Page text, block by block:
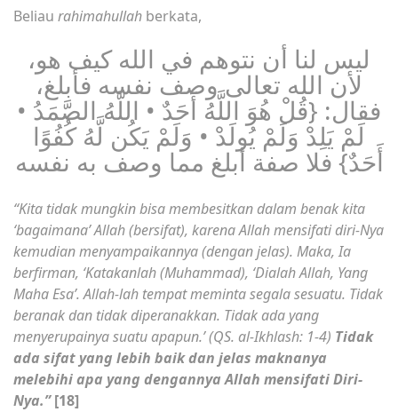
Beliau rahimahullah berkata,
ليس لنا أن نتوهم في الله كيف هو،
لأن الله تعالى وصف نفسه فأبلغ،
فقال: {قُلْ هُوَ اللَّهُ أَحَدٌ • اللَّهُ الصَّمَدُ •
لَمْ يَلِدْ وَلَمْ يُولَدْ • وَلَمْ يَكُن لَّهُ كُفُوًا
أَحَدٌ} فلا صفة أبلغ مما وصف به نفسه
“Kita tidak mungkin bisa membesitkan dalam benak kita
‘bagaimana’ Allah (bersifat), karena Allah mensifati diri-Nya
kemudian menyampaikannya (dengan jelas). Maka, Ia
berfirman, ‘Katakanlah (Muhammad), ‘Dialah Allah, Yang
Maha Esa’. Allah-lah tempat meminta segala sesuatu. Tidak
beranak dan tidak diperanakkan. Tidak ada yang
menyerupainya suatu apapun.’ (QS. al-Ikhlash: 1-4) Tidak
ada sifat yang lebih baik dan jelas maknanya
melebihi apa yang dengannya Allah mensifati Diri-
Nya.”[18]